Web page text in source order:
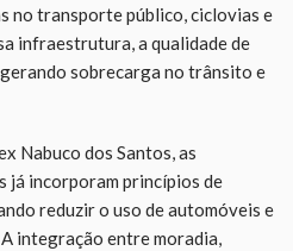
no transporte público, ciclovias e
infraestrutura, a qualidade de
sobrecarga no trânsito e
Nabuco dos Santos, as
já incorporam princípios de
reduzir o uso de automóveis e
integração entre moradia,